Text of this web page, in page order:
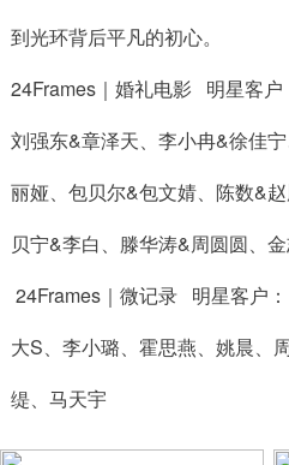
到光环背后平凡的初心。
24Frames｜婚礼电影 明星客户
刘强东&章泽天、李小冉&徐佳
丽娅、包贝尔&包文婧、陈数&
贝宁&李白、滕华涛&周圆圆、
24Frames｜微记录 明星客户：
大S、李小璐、霍思燕、姚晨、
缇、马天宇